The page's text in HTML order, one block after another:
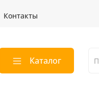
Контакты
Каталог